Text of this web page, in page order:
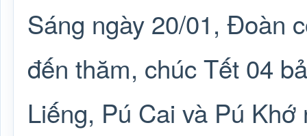
Sáng ngày 20/01, Đoàn
đến thăm, chúc Tết 04
Liếng, Pú Cai và Pú